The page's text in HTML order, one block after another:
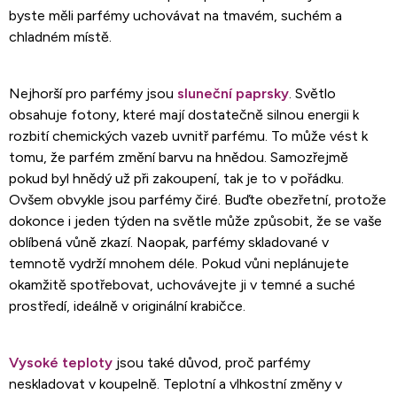
byste měli parfémy uchovávat na tmavém, suchém a
chladném místě.
Nejhorší pro parfémy jsou sluneční paprsky. Světlo
obsahuje fotony, které mají dostatečně silnou energii k
rozbití chemických vazeb uvnitř parfému. To může vést k
tomu, že parfém změní barvu na hnědou. Samozřejmě
pokud byl hnědý už při zakoupení, tak je to v pořádku.
Ovšem obvykle jsou parfémy čiré. Buďte obezřetní, protože
dokonce i jeden týden na světle může způsobit, že se vaše
oblíbená vůně zkazí. Naopak, parfémy skladované v
temnotě vydrží mnohem déle. Pokud vůni neplánujete
okamžitě spotřebovat, uchovávejte ji v temné a suché
prostředí, ideálně v originální krabičce.
Vysoké teploty jsou také důvod, proč parfémy
neskladovat v koupelně. Teplotní a vlhkostní změny v